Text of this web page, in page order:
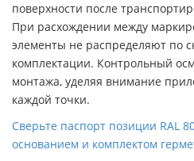
поверхности после
При расхождении между
элементы не распределяют по
комплектации. Контрольный
монтажа, уделяя внимание
каждой точки.
Сверьте паспорт позиции RAL
основанием и комплектом